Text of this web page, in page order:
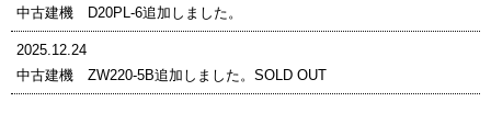
中古建機 D20PL-6追加しました。
2025.12.24
中古建機 ZW220-5B追加しました。SOLD OUT